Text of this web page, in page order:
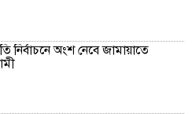
নির্বাচনে অংশ নেবে জামায়াতে